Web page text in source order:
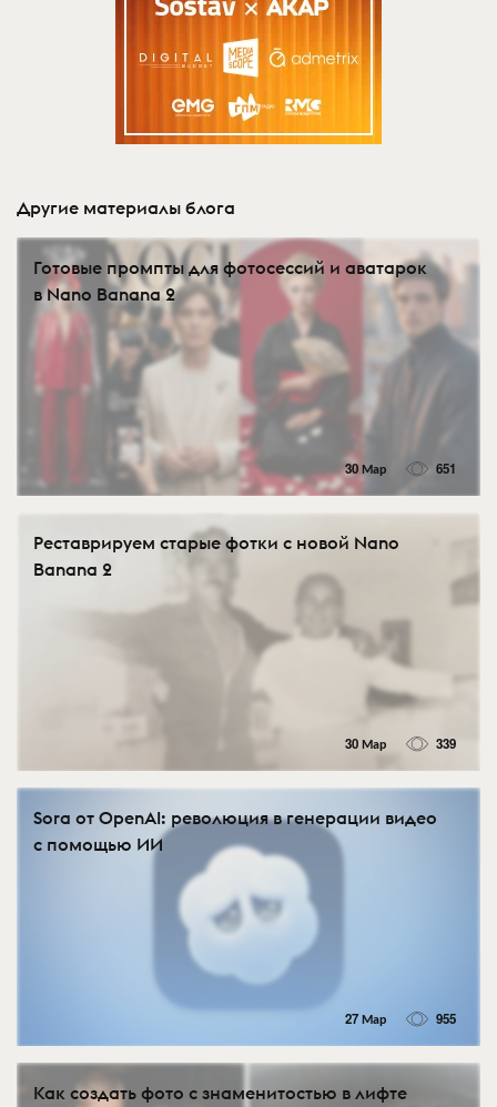
Другие материалы блога
Готовые промпты для фотосессий и аватарок
в Nano Banana 2
30 Мар 651
Реставрируем старые фотки с новой Nano
Banana 2
30 Мар 339
Sora от OpenAI: революция в генерации видео
с помощью ИИ
27 Мар 955
Как создать фото с знаменитостью в лифте